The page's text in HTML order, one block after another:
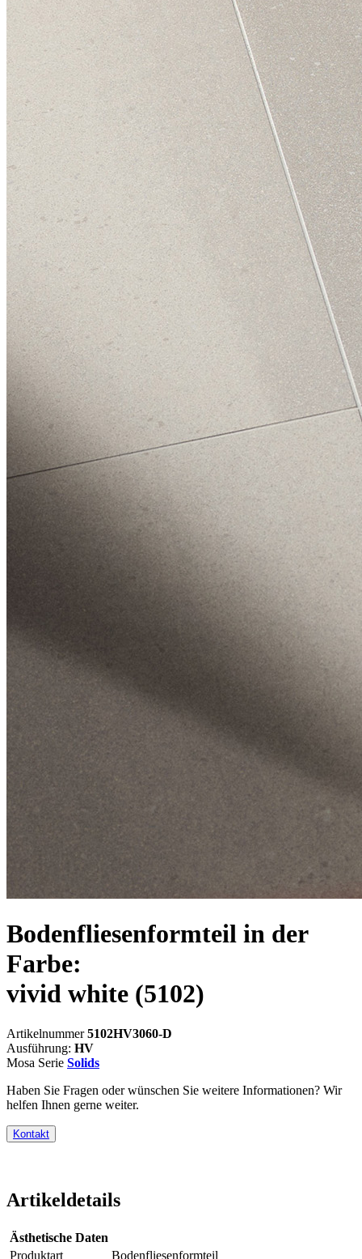
Bodenfliesenformteil in der
Farbe:
vivid white (5102)
Artikelnummer5102HV3060-D
Ausführung: HV
Mosa Serie Solids
Haben Sie Fragen oder wünschen Sie weitere Informationen? Wir
helfen Ihnen gerne weiter.
Kontakt
Artikeldetails
Ästhetische Daten
Produktart
Bodenfliesenformteil